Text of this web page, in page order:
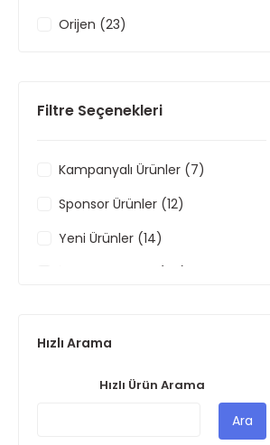
Orijen (23)
Filtre Seçenekleri
Kampanyalı Ürünler (7)
Sponsor Ürünler (12)
Yeni Ürünler (14)
Hızlı Arama
Hızlı Ürün Arama
Ara